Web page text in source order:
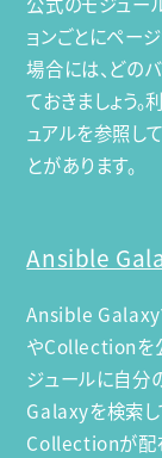
ョンごとにペー
場合には、どの
ておきましょう
ュアルを参照し
とがあります。
Ansible
Ansible Galaxy
やCollectionを
ジュールに自分
Galaxyを検索し
Collectionが配